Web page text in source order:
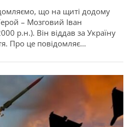
що на щиті додому
– Мозговий Іван
р.н.). Він віддав за Україну
Про це повідомляє
населеного пункту Мала
громади Сумського району,
виконання бойового завдання